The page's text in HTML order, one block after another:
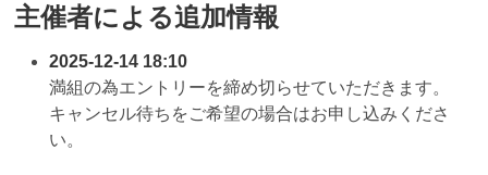
主催者による追加情報
2025-12-14 18:10
満組の為エントリーを締め切らせていただきます。
キャンセル待ちをご希望の場合はお申し込みくださ
い。